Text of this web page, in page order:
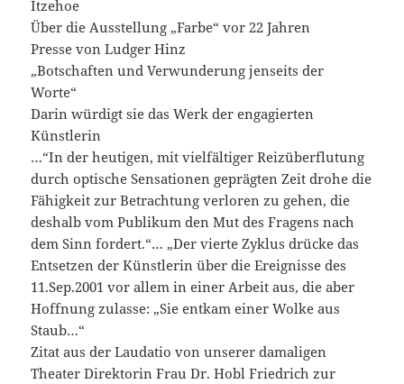
Itzehoe
Über die Ausstellung „Farbe“ vor 22 Jahren
Presse von Ludger Hinz
„Botschaften und Verwunderung jenseits der
Worte“
Darin würdigt sie das Werk der engagierten
Künstlerin
…“In der heutigen, mit vielfältiger Reizüberflutung
durch optische Sensationen geprägten Zeit drohe die
Fähigkeit zur Betrachtung verloren zu gehen, die
deshalb vom Publikum den Mut des Fragens nach
dem Sinn fordert.“… „Der vierte Zyklus drücke das
Entsetzen der Künstlerin über die Ereignisse des
11.Sep.2001 vor allem in einer Arbeit aus, die aber
Hoffnung zulasse: „Sie entkam einer Wolke aus
Staub…“
Zitat aus der Laudatio von unserer damaligen
Theater Direktorin Frau Dr. Hobl Friedrich zur